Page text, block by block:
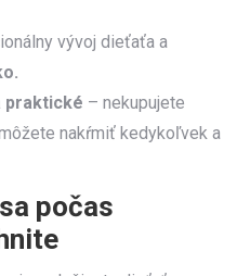
vývoj dieťaťa a
praktické – nekupujete
nakŕmiť kedykoľvek a
počas